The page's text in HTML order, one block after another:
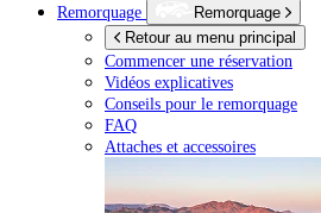
Remorquage
Remorquage
Retour au menu principal
Commencer une réservation
Vidéos explicatives
Conseils pour le remorquage
FAQ
Attaches et accessoires